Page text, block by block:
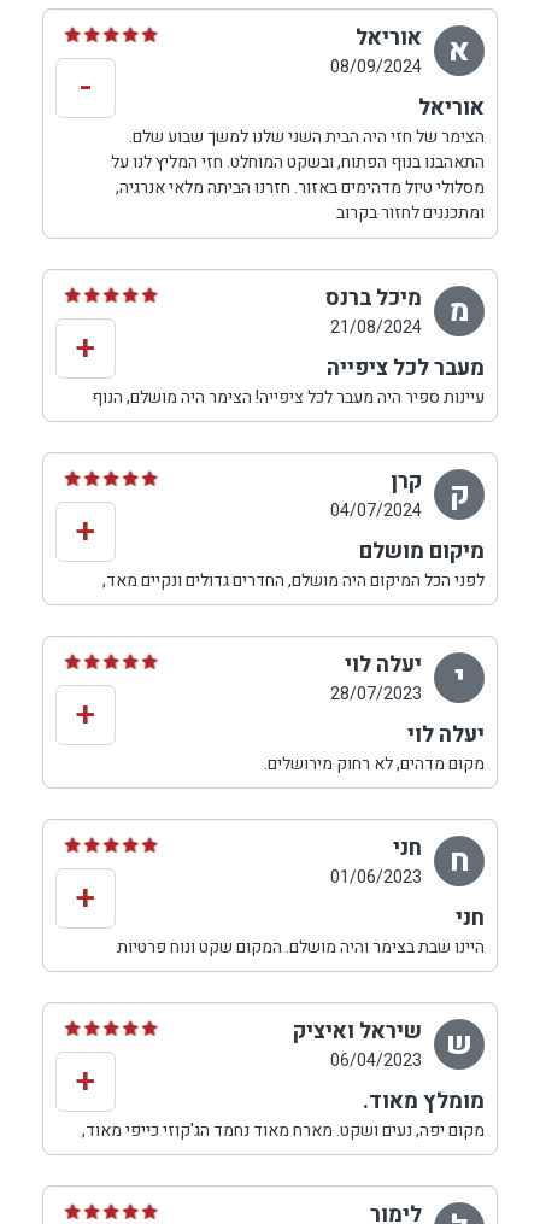
א אוריאל
08/09/2024
אוריאל
הצימר של חזי היה הבית השני שלנו למשך שבוע שלם.
התאהבנו בנוף הפתוח, ובשקט המוחלט. חזי המליץ לנו על
מסלולי טיול מדהימים באזור. חזרנו הביתה מלאי אנרגיה,
ומתכננים לחזור בקרוב
-
מ מיכל ברנס
21/08/2024
מעבר לכל ציפייה
עיינות ספיר היה מעבר לכל ציפייה! הצימר היה מושלם, הנוף
היה עוצר נשימה, והאירוח היה חם ואישי. חזי, בעל הצימר, היה
זמין לכל שאלה והמלצה, ודאג שתהיה לנו חופשה מושלמת.
ממליצים בחום לזוגות ומשפחות.
+
ק קרן
04/07/2024
מיקום מושלם
לפני הכל המיקום היה מושלם, החדרים גדולים ונקיים מאד,
ג׳קוזי מפנק במרפסת עם נוף מדהים,
בריכה גדולה ונקיה , שירות מעולה של חזי הבעלים, מבחינתנו
מצאנו את המקום שלנו באזור ירושלים נקודה, ממליצה בחום.
+
י יעלה לוי
28/07/2023
יעלה לוי
מקום מדהים, לא רחוק מירושלים.
הסוויטות גדולות, יחסית, מרפסת עם ג'קוזי כייפי מאוד ונוף
מדהים. הבריכה גדולה, נקיה והיה באמת באמת מושלם מכל
בחינה.
תודה לחזי וגל המקסימים.
+
ח חני
01/06/2023
חני
היינו שבת בצימר והיה מושלם. המקום שקט ונוח פרטיות
מקום נקי, מסודר והיחס של חזי מדהים. ❤️❤️❤️❤️
+
ש שיראל ואיציק
06/04/2023
מומלץ מאוד.
מקום יפה, נעים ושקט. מארח מאוד נחמד הג'קוזי כייפי מאוד,
נוף יפה להרים ומסלולים באזור.
מומלץ מאוד.
+
לימור